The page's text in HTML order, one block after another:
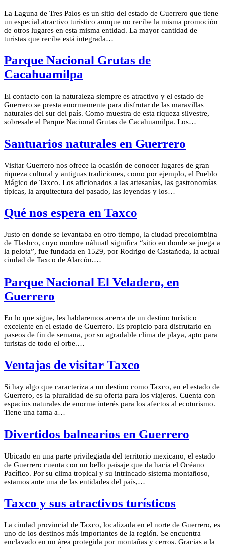
La Laguna de Tres Palos es un sitio del estado de Guerrero que tiene
un especial atractivo turístico aunque no recibe la misma promoción
de otros lugares en esta misma entidad. La mayor cantidad de
turistas que recibe está integrada…
Parque Nacional Grutas de
Cacahuamilpa
El contacto con la naturaleza siempre es atractivo y el estado de
Guerrero se presta enormemente para disfrutar de las maravillas
naturales del sur del país. Como muestra de esta riqueza silvestre,
sobresale el Parque Nacional Grutas de Cacahuamilpa. Los…
Santuarios naturales en Guerrero
Visitar Guerrero nos ofrece la ocasión de conocer lugares de gran
riqueza cultural y antiguas tradiciones, como por ejemplo, el Pueblo
Mágico de Taxco. Los aficionados a las artesanías, las gastronomías
típicas, la arquitectura del pasado, las leyendas y los…
Qué nos espera en Taxco
Justo en donde se levantaba en otro tiempo, la ciudad precolombina
de Tlashco, cuyo nombre náhuatl significa “sitio en donde se juega a
la pelota”, fue fundada en 1529, por Rodrigo de Castañeda, la actual
ciudad de Taxco de Alarcón.…
Parque Nacional El Veladero, en
Guerrero
En lo que sigue, les hablaremos acerca de un destino turístico
excelente en el estado de Guerrero. Es propicio para disfrutarlo en
paseos de fin de semana, por su agradable clima de playa, apto para
turistas de todo el orbe.…
Ventajas de visitar Taxco
Si hay algo que caracteriza a un destino como Taxco, en el estado de
Guerrero, es la pluralidad de su oferta para los viajeros. Cuenta con
espacios naturales de enorme interés para los afectos al ecoturismo.
Tiene una fama a…
Divertidos balnearios en Guerrero
Ubicado en una parte privilegiada del territorio mexicano, el estado
de Guerrero cuenta con un bello paisaje que da hacia el Océano
Pacífico. Por su clima tropical y su intrincado sistema montañoso,
estamos ante una de las entidades del país,…
Taxco y sus atractivos turísticos
La ciudad provincial de Taxco, localizada en el norte de Guerrero, es
uno de los destinos más importantes de la región. Se encuentra
enclavado en un área protegida por montañas y cerros. Gracias a la